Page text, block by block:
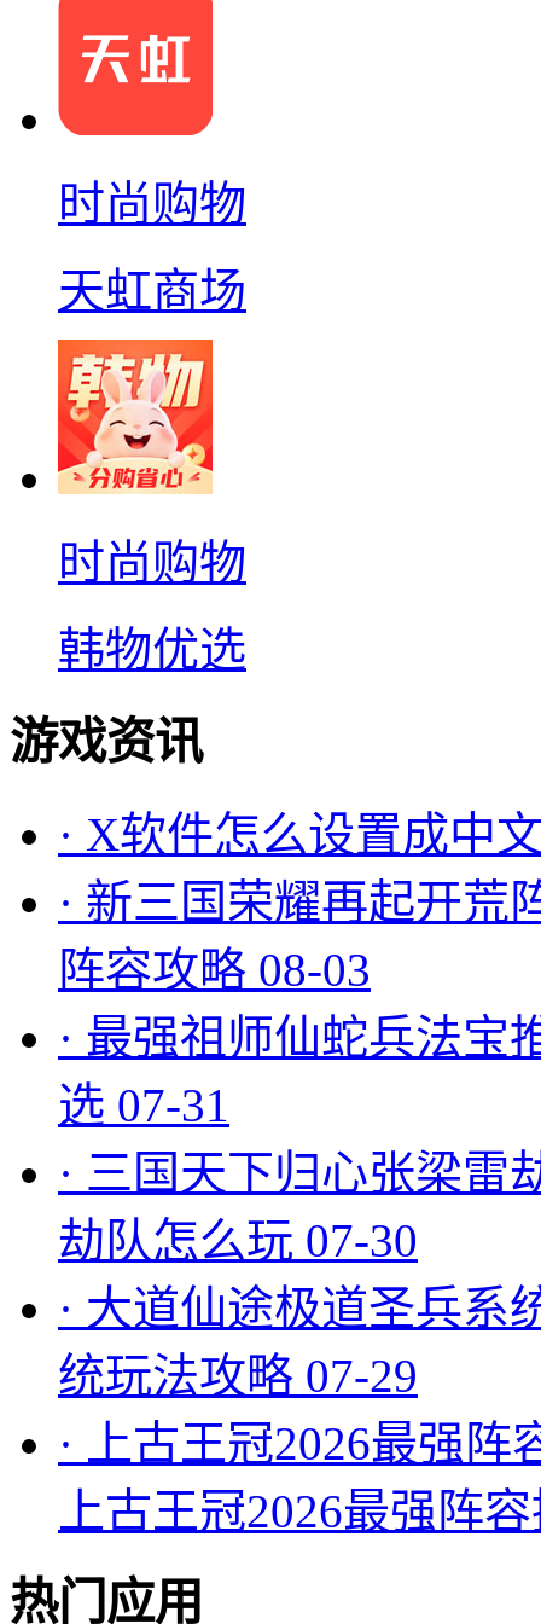
时尚购物
天虹商场
时尚购物
韩物优选
游戏资讯
· X软件怎么设置成中
· 新三国荣耀再起开荒
阵容攻略 08-03
· 最强祖师仙蛇兵法宝
选 07-31
· 三国天下归心张梁雷
劫队怎么玩 07-30
· 大道仙途极道圣兵系
统玩法攻略 07-29
·
上古王冠2026最强
上古王冠2026最强阵
热门应用